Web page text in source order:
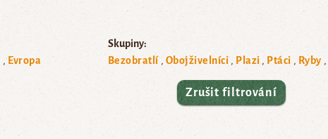
Evropa
Skupiny:
Bezobratlí
Obojživelníci Plazi Ptáci Ryby
Zrušit filtrování